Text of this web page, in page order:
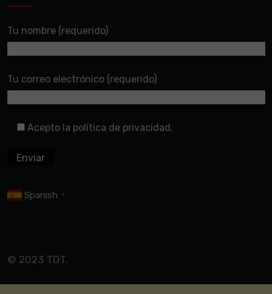
Tu nombre (requerido)
Tu correo electrónico (requerido)
Acepto la política de privacidad.
Spanish ▼
© 2023 TDT.